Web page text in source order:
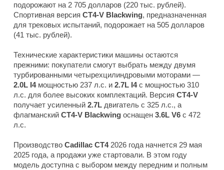
подорожают на 2 705 долларов (220 тыс. рублей).
Спортивная версия CT4-V Blackwing, предназначенная
для трековых испытаний, подорожает на 505 долларов
(41 тыс. рублей).
Технические характеристики машины остаются
прежними: покупатели смогут выбрать между двумя
турбированными четырехцилиндровыми моторами —
2.0L I4мощностью 237 л.с. и 2.7L I4с мощностью 310
л.с. для более высоких комплектаций. Версия CT4-V
получает усиленный 2.7L двигатель с 325 л.с., а
флагманский CT4-V Blackwing оснащен 3.6L V6 с 472
л.с.
Производство Cadillac CT42026 года начнется 29 мая
2025 года, а продажи уже стартовали. В этом году
модель доступна с выбором между передним и полным